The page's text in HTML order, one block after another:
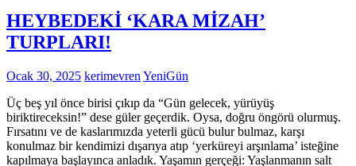
HEYBEDEKİ ‘KARA MİZAH’
TURPLARI!
Ocak 30, 2025 kerimevren YeniGün
Üç beş yıl önce birisi çıkıp da “Gün gelecek, yürüyüş
biriktireceksin!” dese güler geçerdik. Oysa, doğru öngörü olurmuş.
Fırsatını ve de kaslarımızda yeterli gücü bulur bulmaz, karşı
konulmaz bir kendimizi dışarıya atıp ‘yerküreyi arşınlama’ isteğine
kapılmaya başlayınca anladık. Yaşamın gerçeği: Yaşlanmanın salt